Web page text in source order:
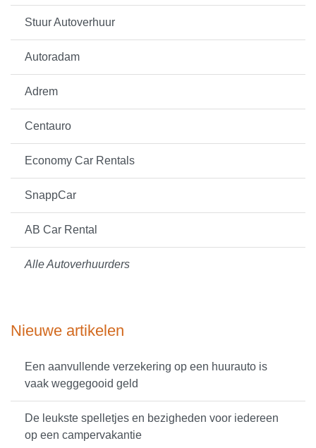
Stuur Autoverhuur
Autoradam
Adrem
Centauro
Economy Car Rentals
SnappCar
AB Car Rental
Alle Autoverhuurders
Nieuwe artikelen
Een aanvullende verzekering op een huurauto is
vaak weggegooid geld
De leukste spelletjes en bezigheden voor iedereen
op een campervakantie